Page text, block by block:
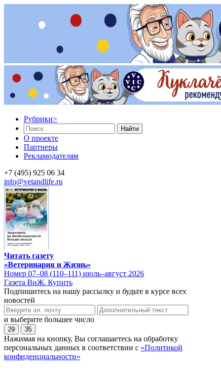
Рубрики>
Найти
О проекте
Партнеры
Рекламодателям
+7 (495) 925 06 34
info@vetandlife.ru
Читать газету
«Ветеринария и Жизнь»
Номер 07–08 (110–111) июль–август 2026
Газета ВиЖ. Купить
Подпишитесь на нашу рассылку и будьте в курсе всех
новостей
и выберите большее число
29 35
Нажимая на кнопку, Вы соглашаетесь на обработку
персональных данных в соответствии с «Политикой
конфиденциальности»